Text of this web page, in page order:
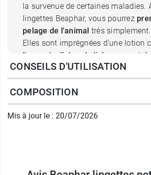
la survenue de certaines maladies.
lingettes Beaphar, vous pourrez
pelage de l'animal très simplement.
Elles sont imprégnées d'une lotion
l'eau micellaire, de l'aloe vera et de
vitamine B5, ou panthénol. L'eau
"accroche" très efficacement les
permet de les évacuer. L'aloe vera
ses propriétés hydratantes et
le panthénol est à la fois apaisant
elles sont imprégnées d'une lotion
CONSEILS D'UTILISATION
COMPOSITION
Mis à jour le : 20/07/2026